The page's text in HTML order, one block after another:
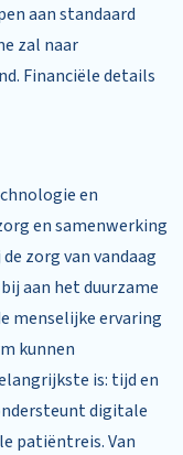
aan standaard
zal naar
Financiële details
en
en samenwerking
zorg van vandaag
aan het duurzame
menselijke ervaring
kunnen
is: tijd en
digitale
patiëntreis. Van